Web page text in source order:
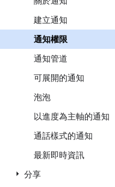
建立通知
通知權限
通知管道
可展開的通知
泡泡
以進度為主軸的通知
通話樣式的通知
最新即時資訊
分享